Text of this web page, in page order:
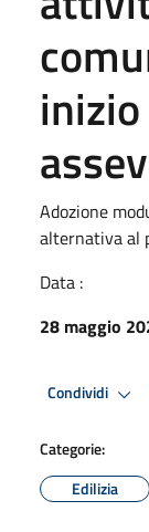
Adozione
alternativa al
Data :
28 maggio
Condividi
Categorie:
Edilizia